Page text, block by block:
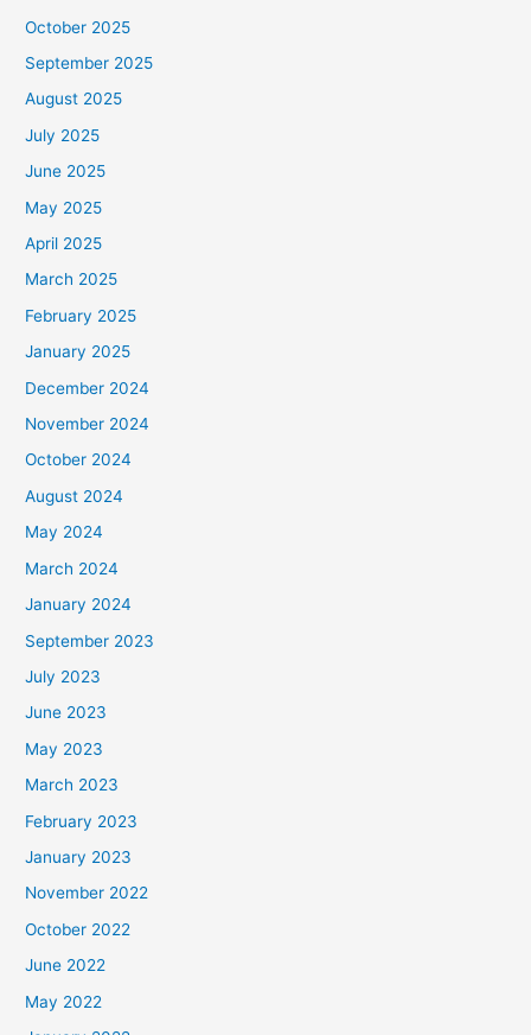
October 2025
September 2025
August 2025
July 2025
June 2025
May 2025
April 2025
March 2025
February 2025
January 2025
December 2024
November 2024
October 2024
August 2024
May 2024
March 2024
January 2024
September 2023
July 2023
June 2023
May 2023
March 2023
February 2023
January 2023
November 2022
October 2022
June 2022
May 2022